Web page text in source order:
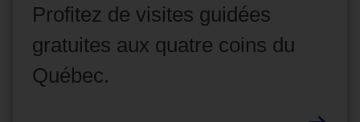
Profitez de visites guidées
gratuites aux quatre coins du
Québec.